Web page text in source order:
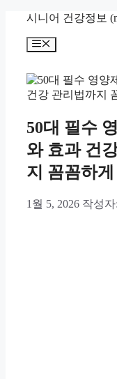
시니어 건강정보
메
50대 필수
와 효과 건
지 꼼꼼하게
1월 5, 2026 작성자: